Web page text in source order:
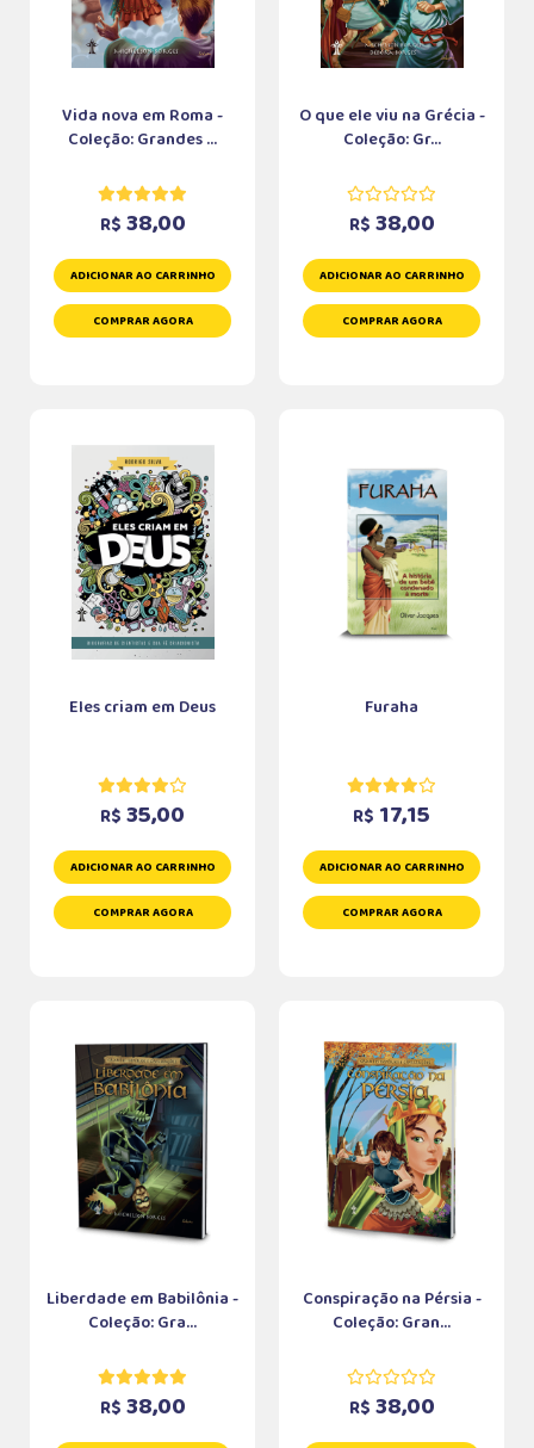
Vida nova em Roma -
Coleção: Grandes ...
R$ 38,00
ADICIONAR AO CARRINHO
COMPRAR AGORA
O que ele viu na Grécia -
Coleção: Gr...
R$ 38,00
ADICIONAR AO CARRINHO
COMPRAR AGORA
Eles criam em Deus
R$ 35,00
ADICIONAR AO CARRINHO
COMPRAR AGORA
Furaha
R$ 17,15
ADICIONAR AO CARRINHO
COMPRAR AGORA
Liberdade em Babilônia -
Coleção: Gra...
R$ 38,00
Conspiração na Pérsia -
Coleção: Gran...
R$ 38,00